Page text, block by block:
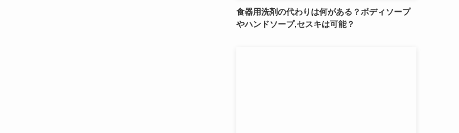
食器用洗剤の代わりは何がある？ボディソープ
やハンドソープ,セスキは可能？